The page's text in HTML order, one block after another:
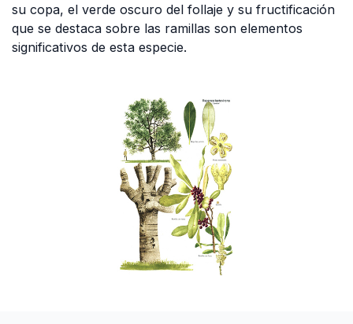
su copa, el verde oscuro del follaje y su fructificación
que se destaca sobre las ramillas son elementos
significativos de esta especie.